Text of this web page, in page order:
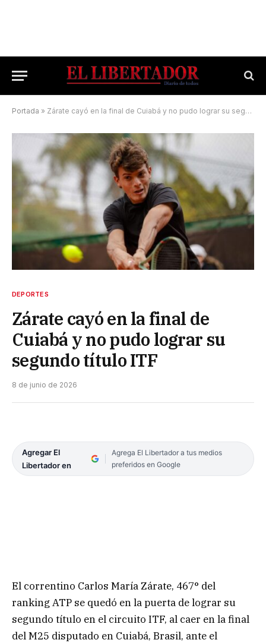
Portada » Zárate cayó en la final de Cuiabá y no pudo lograr su segundo título ITF
DEPORTES
Zárate cayó en la final de
Cuiabá y no pudo lograr su
segundo título ITF
8 de junio de 2026
Agregar El
Libertador en
Agrega El Libertador a tus medios
preferidos en Google
El correntino Carlos María Zárate, 467° del
ranking ATP se quedó en la puerta de lograr su
segundo título en el circuito ITF, al caer en la final
del M25 disputado en Cuiabá, Brasil, ante el